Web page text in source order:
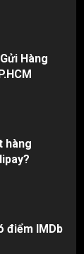
Hàng
hàng
điểm IMDb